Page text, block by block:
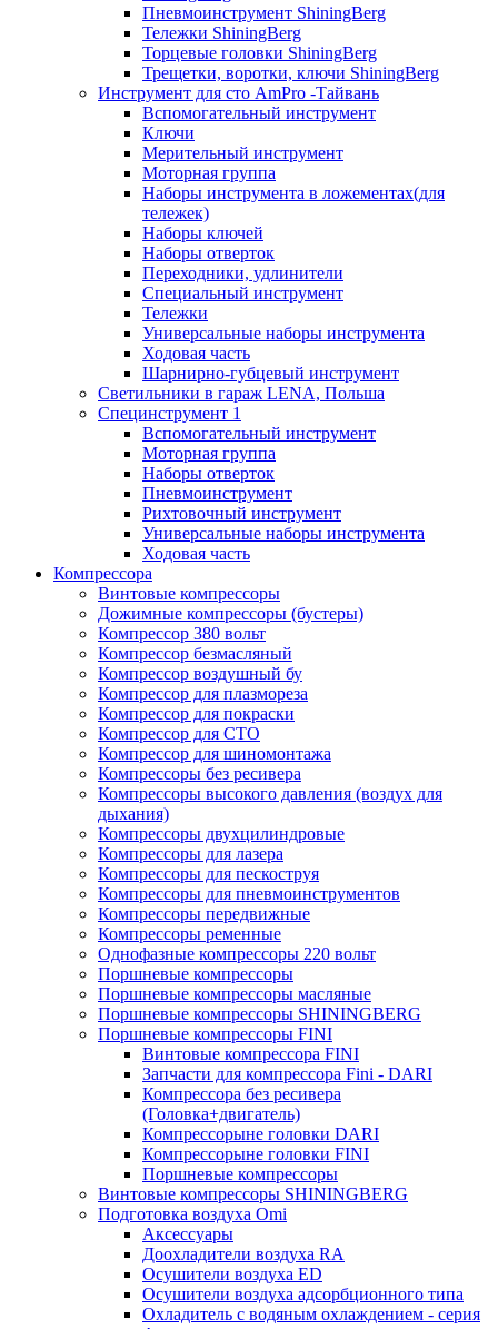
Пневмоинструмент ShiningBerg
Тележки ShiningBerg
Торцевые головки ShiningBerg
Трещетки, воротки, ключи ShiningBerg
Инструмент для сто AmPro -Тайвань
Вспомогательный инструмент
Ключи
Мерительный инструмент
Моторная группа
Наборы инструмента в ложементах(для
тележек)
Наборы ключей
Наборы отверток
Переходники, удлинители
Специальный инструмент
Тележки
Универсальные наборы инструмента
Ходовая часть
Шарнирно-губцевый инструмент
Светильники в гараж LENA, Польша
Специнструмент 1
Вспомогательный инструмент
Моторная группа
Наборы отверток
Пневмоинструмент
Рихтовочный инструмент
Универсальные наборы инструмента
Ходовая часть
Компрессора
Винтовые компрессоры
Дожимные компрессоры (бустеры)
Компрессор 380 вольт
Компрессор безмасляный
Компрессор воздушный бу
Компрессор для плазмореза
Компрессор для покраски
Компрессор для СТО
Компрессор для шиномонтажа
Компрессоры без ресивера
Компрессоры высокого давления (воздух для
дыхания)
Компрессоры двухцилиндровые
Компрессоры для лазера
Компрессоры для пескоструя
Компрессоры для пневмоинструментов
Компрессоры передвижные
Компрессоры ременные
Однофазные компрессоры 220 вольт
Поршневые компрессоры
Поршневые компрессоры масляные
Поршневые компрессоры SHININGBERG
Поршневые компрессоры FINI
Винтовые компрессора FINI
Запчасти для компрессора Fini - DARI
Компрессора без ресивера
(Головка+двигатель)
Компрессорыне головки DARI
Компрессорыне головки FINI
Поршневые компрессоры
Винтовые компрессоры SHININGBERG
Подготовка воздуха Omi
Аксессуары
Доохладители воздуха RA
Осушители воздуха ED
Осушители воздуха адсорбционного типа
Охладитель с водяным охлаждением - серия